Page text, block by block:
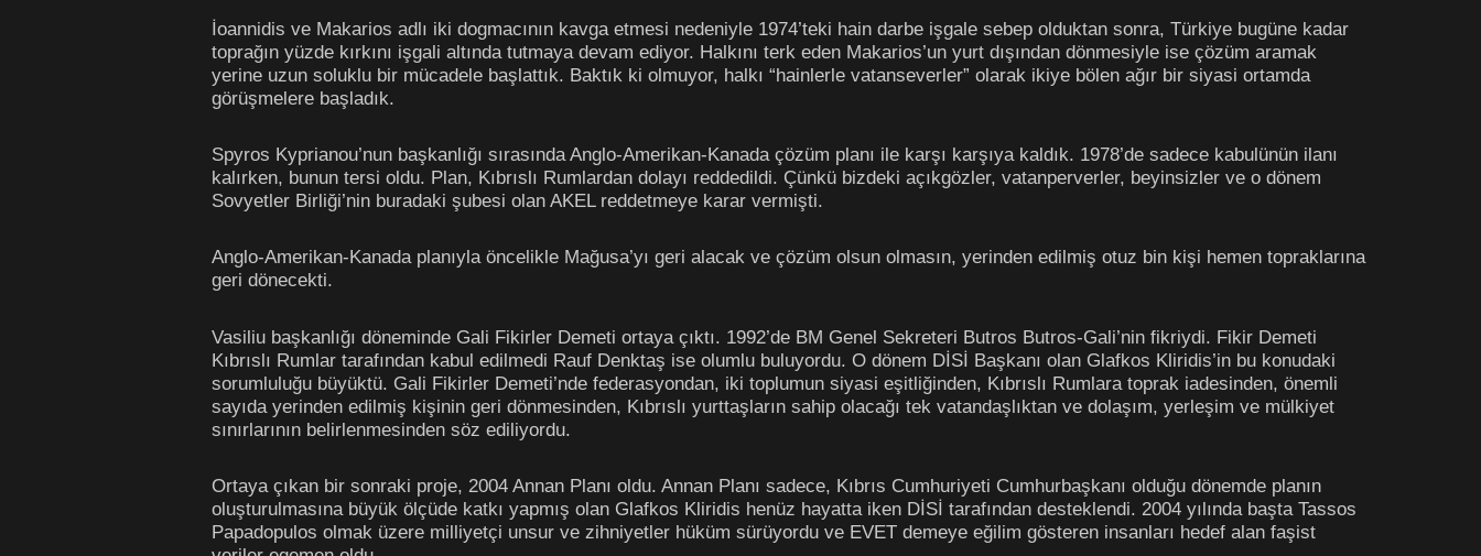
İoannidis ve Makarios adlı iki dogmacının kavga etmesi nedeniyle 1974’teki hain darbe işgale sebep olduktan sonra, Türkiye bugüne kadar
toprağın yüzde kırkını işgali altında tutmaya devam ediyor. Halkını terk eden Makarios’un yurt dışından dönmesiyle ise çözüm aramak
yerine uzun soluklu bir mücadele başlattık. Baktık ki olmuyor, halkı “hainlerle vatanseverler” olarak ikiye bölen ağır bir siyasi ortamda
görüşmelere başladık.
Spyros Kyprianou’nun başkanlığı sırasında Anglo-Amerikan-Kanada çözüm planı ile karşı karşıya kaldık. 1978’de sadece kabulünün ilanı
kalırken, bunun tersi oldu. Plan, Kıbrıslı Rumlardan dolayı reddedildi. Çünkü bizdeki açıkgözler, vatanperverler, beyinsizler ve o dönem
Sovyetler Birliği’nin buradaki şubesi olan AKEL reddetmeye karar vermişti.
Anglo-Amerikan-Kanada planıyla öncelikle Mağusa’yı geri alacak ve çözüm olsun olmasın, yerinden edilmiş otuz bin kişi hemen topraklarına
geri dönecekti.
Vasiliu başkanlığı döneminde Gali Fikirler Demeti ortaya çıktı. 1992’de BM Genel Sekreteri Butros Butros-Gali’nin fikriydi. Fikir Demeti
Kıbrıslı Rumlar tarafından kabul edilmedi Rauf Denktaş ise olumlu buluyordu. O dönem DİSİ Başkanı olan Glafkos Kliridis’in bu konudaki
sorumluluğu büyüktü. Gali Fikirler Demeti’nde federasyondan, iki toplumun siyasi eşitliğinden, Kıbrıslı Rumlara toprak iadesinden, önemli
sayıda yerinden edilmiş kişinin geri dönmesinden, Kıbrıslı yurttaşların sahip olacağı tek vatandaşlıktan ve dolaşım, yerleşim ve mülkiyet
sınırlarının belirlenmesinden söz ediliyordu.
Ortaya çıkan bir sonraki proje, 2004 Annan Planı oldu. Annan Planı sadece, Kıbrıs Cumhuriyeti Cumhurbaşkanı olduğu dönemde planın
oluşturulmasına büyük ölçüde katkı yapmış olan Glafkos Kliridis henüz hayatta iken DİSİ tarafından desteklendi. 2004 yılında başta Tassos
Papadopulos olmak üzere milliyetçi unsur ve zihniyetler hüküm sürüyordu ve EVET demeye eğilim gösteren insanları hedef alan faşist